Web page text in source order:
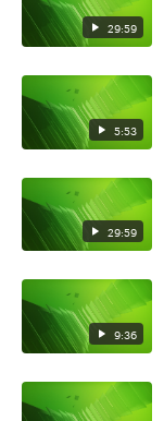
29:59
5:53
29:59
9:36